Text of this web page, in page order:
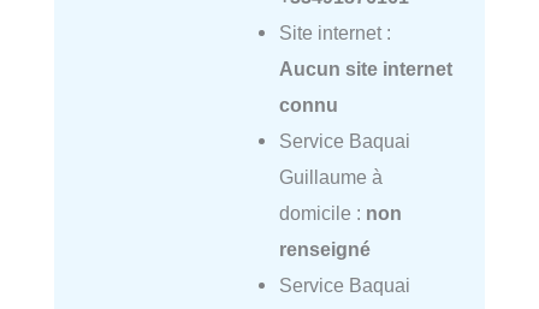
Site internet :
Aucun site internet
connu
Service Baquai
Guillaume à
domicile : non
renseigné
Service Baquai